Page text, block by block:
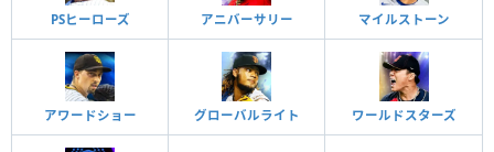
PSヒーローズ アニバーサリー マイルストーン
アワードショー グローバルライト ワールドスターズ